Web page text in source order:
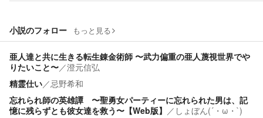
小説のフォロー もっと見る
亜人達と共に生きる転生錬金術師 〜武力偏重の亜人蔑視世界でや
りたいこと〜／澄元信弘
精霊仕い／忌野希和
忘れられ師の英雄譚 〜聖勇女パーティーに忘れられた男は、記
憶に残らずとも彼女達を救う〜【Web版】 ／ しょぼん(´・ω・`)